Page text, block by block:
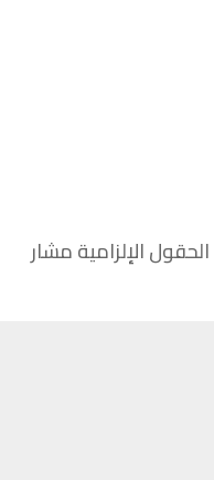
الحقول الإلزامية مشار